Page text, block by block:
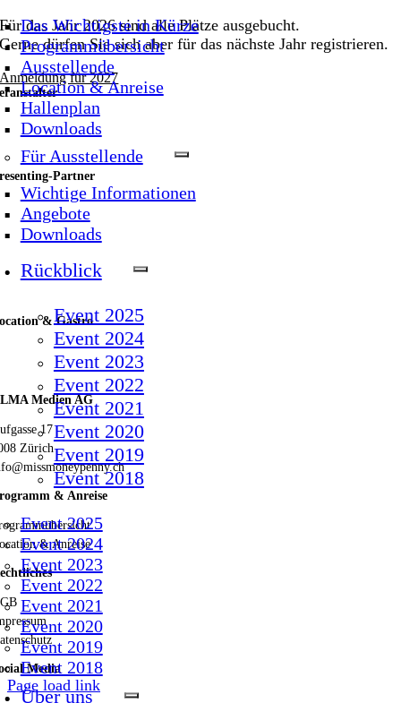
Das Wichtigste in Kürze
Programmübersicht
Ausstellende
Location & Anreise
Hallenplan
Downloads
Für Ausstellende
Wichtige Informationen
Angebote
Downloads
Rückblick
Event 2025
Event 2024
Event 2023
Event 2022
Event 2021
Event 2020
Event 2019
Event 2018
Event 2025
Event 2024
Event 2023
Event 2022
Event 2021
Event 2020
Event 2019
Event 2018
Über uns
Für das Jahr 2026 sind alle Plätze ausgebucht.
Gerne dürfen Sie sich aber für das nächste Jahr registrieren.
Anmeldung für 2027
Partner
& Gastro
Medien AG
17
Zürich
& Anreise
& Anreise
Media
Page load link